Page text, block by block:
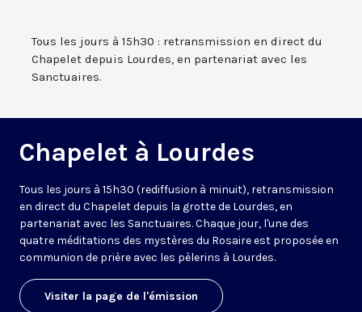
Tous les jours à 15h30 : retransmission en direct du
Chapelet depuis Lourdes, en partenariat avec les
Sanctuaires.
Chapelet à Lourdes
Tous les jours à 15h30 (rediffusion à minuit), retransmission
en direct du Chapelet depuis la grotte de Lourdes, en
partenariat avec les Sanctuaires. Chaque jour, l'une des
quatre méditations des mystères du Rosaire est proposée en
communion de prière avec les pèlerins à Lourdes.
Visiter la page de l'émission